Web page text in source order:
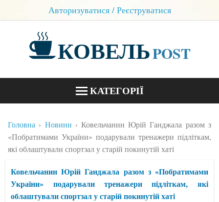
Авторизуватися / Реєструватися
КОВЕЛЬPOST
КАТЕГОРІЇ
БЛОГИ
КОНТАКТИ
Головна Новини
Ковельчанин Юрій Ганджала разом з
«Побратимами України» подарували тренажери підліткам,
які облаштували спортзал у старій покинутій хаті
Ковельчанин Юрій Ганджала разом з «Побратимами
України» подарували тренажери підліткам, які
облаштували спортзал у старій покинутій хаті